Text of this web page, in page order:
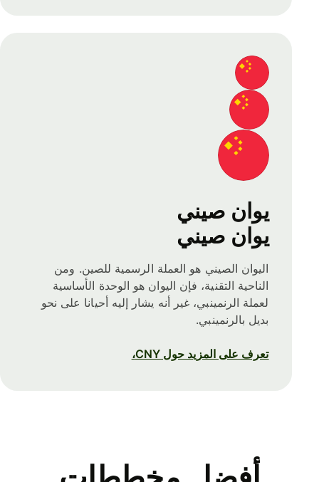
يوان صيني
يوان صيني
اليوان الصيني هو العملة الرسمية للصين. ومن
الناحية التقنية، فإن اليوان هو الوحدة الأساسية
لعملة الرنمينبي، غير أنه يشار إليه أحيانا على نحو
بديل بالرنمينبي.
تعرف على المزيد حول CNY،